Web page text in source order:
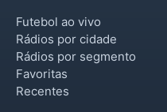
Futebol ao vivo
Rádios por cidade
Rádios por segmento
Favoritas
Recentes